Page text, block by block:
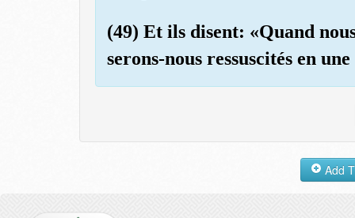
(49) Et ils disent: «Quand
serons-nous ressuscités en